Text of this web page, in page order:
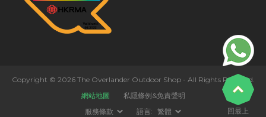
回最上
Copyright © 2026 The Overlander Outdoor Shop - All Rights Reserved.
網站地圖
私隱條例&免責聲明
服務條款
語言: 繁體